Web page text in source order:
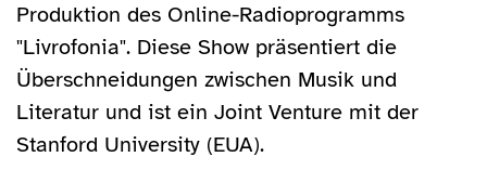
Produktion des Online-Radioprogramms
"Livrofonia". Diese Show präsentiert die
Überschneidungen zwischen Musik und
Literatur und ist ein Joint Venture mit der
Stanford University (EUA).